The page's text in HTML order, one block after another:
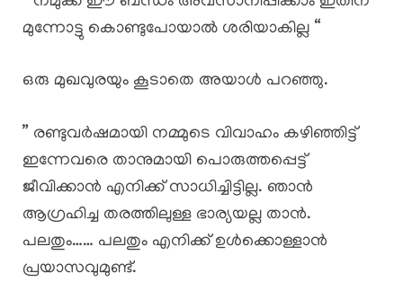
മുന്നോട്ടു കൊണ്ടുപോയാൽ ശരിയാകില്ല “
ഒരു മുഖവുരയും കൂടാതെ അയാൾ പറഞ്ഞു.
” രണ്ടുവർഷമായി നമ്മുടെ വിവാഹം കഴിഞ്ഞിട്ട്
ഇന്നേവരെ താനുമായി പൊരുത്തപ്പെട്ട്
ജീവിക്കാൻ എനിക്ക് സാധിച്ചിട്ടില്ല. ഞാൻ
ആഗ്രഹിച്ച തരത്തിലുള്ള ഭാര്യയല്ല താൻ.
പലതും…… പലതും എനിക്ക് ഉൾക്കൊള്ളാൻ
പ്രയാസവുമുണ്ട്.